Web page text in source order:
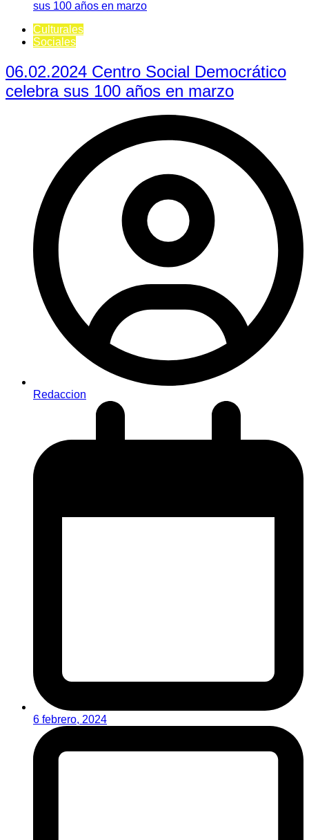
Culturales
Sociales
06.02.2024 Centro Social Democrático
celebra sus 100 años en marzo
Redaccion
6 febrero, 2024